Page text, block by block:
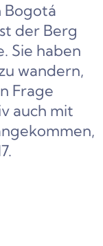
Bogotá
der Berg
Sie haben
wandern,
Frage
auch mit